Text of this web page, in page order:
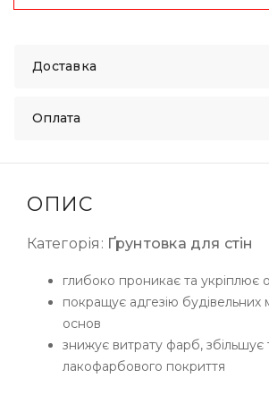
Доставка
Оплата
ОПИС
Категорія: Ґрунтовка для стін
глибоко проникає та укріплює
покращує адгезію будівельних
основ
знижує витрату фарб, збільшує
лакофарбового покриття